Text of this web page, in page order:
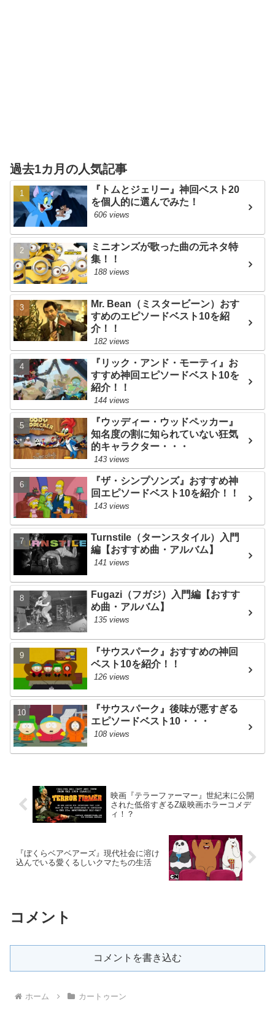
過去1カ月の人気記事
『トムとジェリー』神回ベスト20
を個人的に選んでみた！
606 views
ミニオンズが歌った曲の元ネタ特
集！！
188 views
Mr. Bean（ミスタービーン）おす
すめのエピソードベスト10を紹
介！！
182 views
『リック・アンド・モーティ』お
すすめ神回エピソードベスト10を
紹介！！
144 views
『ウッディー・ウッドペッカー』
知名度の割に知られていない狂気
的キャラクター・・・
143 views
『ザ・シンプソンズ』おすすめ神
回エピソードベスト10を紹介！！
143 views
Turnstile（ターンスタイル）入門
編【おすすめ曲・アルバム】
141 views
Fugazi（フガジ）入門編【おすす
め曲・アルバム】
135 views
『サウスパーク』おすすめの神回
ベスト10を紹介！！
126 views
『サウスパーク』後味が悪すぎる
エピソードベスト10・・・
108 views
映画『テラーファーマー』世紀末に公開
された低俗すぎるZ級映画ホラーコメデ
ィ！？
『ぼくらベアベアーズ』現代社会に溶け
込んでいる愛くるしいクマたちの生活
コメント
コメントを書き込む
ホーム カートゥーン